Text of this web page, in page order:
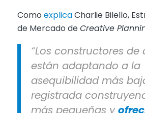
Como explicaCharlie Bilello,
de Mercado deCreative
“Los constructores de
están adaptando a la
asequibilidad más
registrada
más pequeñas y